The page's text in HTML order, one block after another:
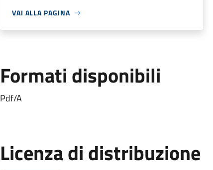
VAI ALLA PAGINA
Formati disponibili
Pdf/A
Licenza di distribuzione